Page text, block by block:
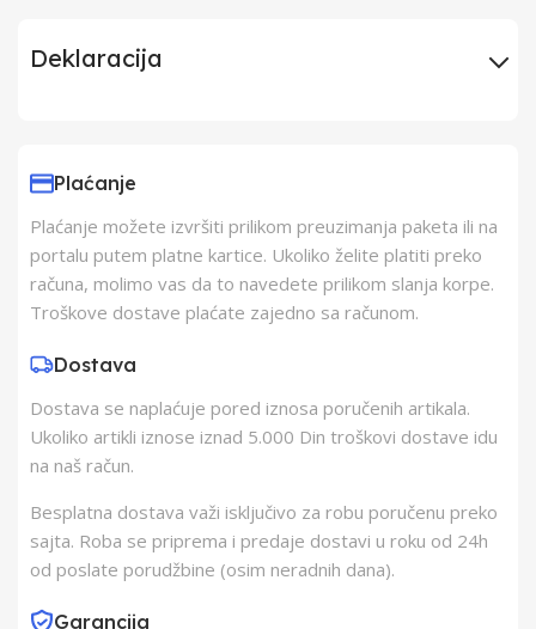
Deklaracija
Proizvođač Changzhou AVI
Zemlja Porekla
Zemlja Uvoza
Barkod 8605043301125
Plaćanje
Plaćanje možete izvršiti prilikom preuzimanja paketa ili na
portalu putem platne kartice. Ukoliko želite platiti preko
računa, molimo vas da to navedete prilikom slanja korpe.
Troškove dostave plaćate zajedno sa računom.
Dostava
Dostava se naplaćuje pored iznosa poručenih artikala.
Ukoliko artikli iznose iznad 5.000 Din troškovi dostave idu
na naš račun.
Besplatna dostava važi isključivo za robu poručenu preko
sajta. Roba se priprema i predaje dostavi u roku od 24h
od poslate porudžbine (osim neradnih dana).
Garancija